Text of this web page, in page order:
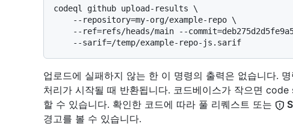
codeql github upload-results \
업로드에 실패하지 않는 한 이 명령의 출력은 없습니다.
처리가 시작될 때 반환됩니다. 코드베이스가 작으면
할 수 있습니다. 확인한 코드에 따라 풀 리퀘스트 또는
경고를 볼 수 있습니다.